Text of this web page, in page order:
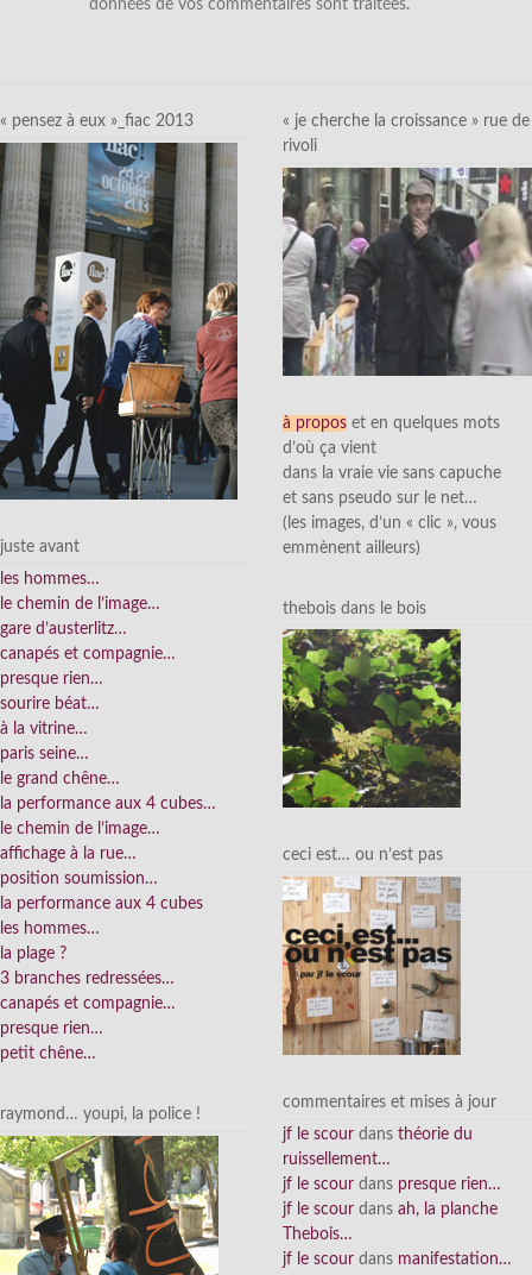
données de vos commentaires sont traitées.
« pensez à eux »_fiac 2013
juste avant
les hommes…
le chemin de l’image…
gare d’austerlitz…
canapés et compagnie…
presque rien…
sourire béat…
à la vitrine…
paris seine…
le grand chêne…
la performance aux 4 cubes…
le chemin de l’image…
affichage à la rue…
position soumission…
la performance aux 4 cubes
les hommes…
la plage ?
3 branches redressées…
canapés et compagnie…
presque rien…
petit chêne…
raymond… youpi, la police !
« je cherche la croissance » rue de
rivoli
à propos et en quelques mots
d’où ça vient
dans la vraie vie sans capuche
et sans pseudo sur le net…
(les images, d’un « clic », vous
emmènent ailleurs)
thebois dans le bois
ceci est… ou n’est pas
commentaires et mises à jour
jf le scour dans théorie du
ruissellement…
jf le scour dans presque rien…
jf le scour dans ah, la planche
Thebois…
jf le scour dans manifestation…